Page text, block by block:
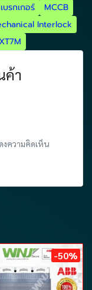
เบรกเกอร์
MCCB
Interlock
ค้า
ความคิดเห็น
-50%